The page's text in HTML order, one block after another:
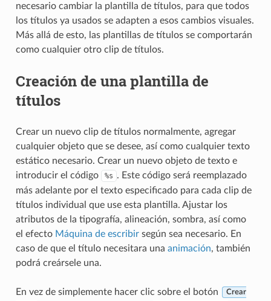
necesario cambiar la plantilla de títulos, para que todos
los títulos ya usados se adapten a esos cambios visuales.
Más allá de esto, las plantillas de títulos se comportarán
como cualquier otro clip de títulos.
Creación de una plantilla de
títulos
Crear un nuevo clip de títulos normalmente, agregar
cualquier objeto que se desee, así como cualquier texto
estático necesario. Crear un nuevo objeto de texto e
introducir el código
%s . Este código será reemplazado
más adelante por el texto especificado para cada clip de
títulos individual que use esta plantilla. Ajustar los
atributos de la tipografía, alineación, sombra, así como
el efecto Máquina de escribirsegún sea necesario. En
caso de que el título necesitara una animación, también
podrá creársele una.
En vez de simplemente hacer clic sobre el botón Crear